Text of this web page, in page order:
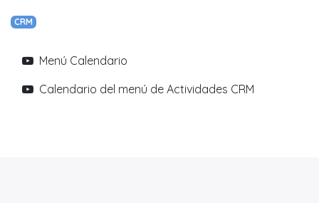
CRM
Menú Calendario
Calendario del menú de Actividades CRM